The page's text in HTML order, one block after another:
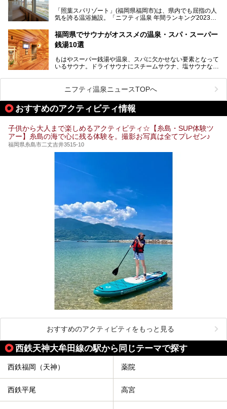
ーム・併設するレストランを体験し、それらの全貌を徹底紹
介します！
「照葉スパリゾート」(福岡県福岡市)は、県内でも屈指の人
気を誇る温浴施設。「ニフティ温泉 年間ランキング2023」
常連客で賑わっています。
そこで今回は、ニフティ温泉ライターである筆者が現地体
ューズメント・宿泊施設・グルメ・その他施設まで、多彩な
る全貌と魅力を徹底紹介します！
福岡県でサウナがオススメの温泉・スパ・スーパー
銭湯10選
もはやスーパー銭湯や温泉、スパに欠かせない要素となって
いるサウナ。ドライサウナにスチームサウナ、塩サウナな
ペース、ロウリュウなど、心ゆくまで楽しむためのサービス
が充実した施設も多くみられます。
今回はそんなサウナにこだわった、福岡県内のオススメ温
泉・銭湯・スパを10件紹介したいと思います！
ニフティ温泉ニュースTOPへ
おすすめのアクティビティ情報
子供から大人まで楽しめるアクティビティ☆【糸島・SUP体験ツ
アー】糸島の海で心に残る体験を。撮影お写真は全てプレゼン♪
福岡県糸島市二丈吉井3515-10
おすすめのアクティビティをもっと見る
西鉄天神大牟田線の駅から同じテーマで探す
西鉄福岡（天神） 薬院
西鉄平尾 高宮